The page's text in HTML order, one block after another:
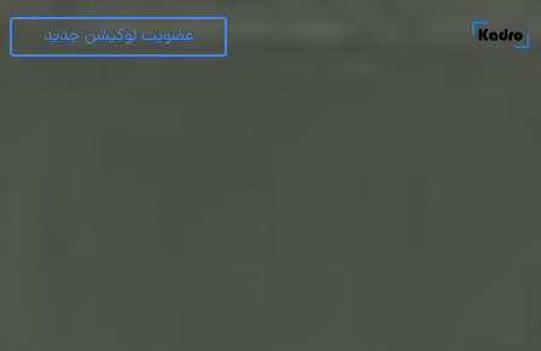
عضویت لوکیشن جدید